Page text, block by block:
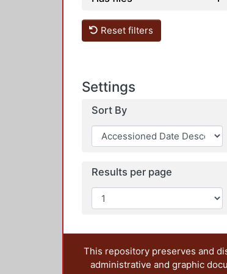
Reset filters
Settings
Sort By
Results per page
This repository preserves and
administrative and graphic